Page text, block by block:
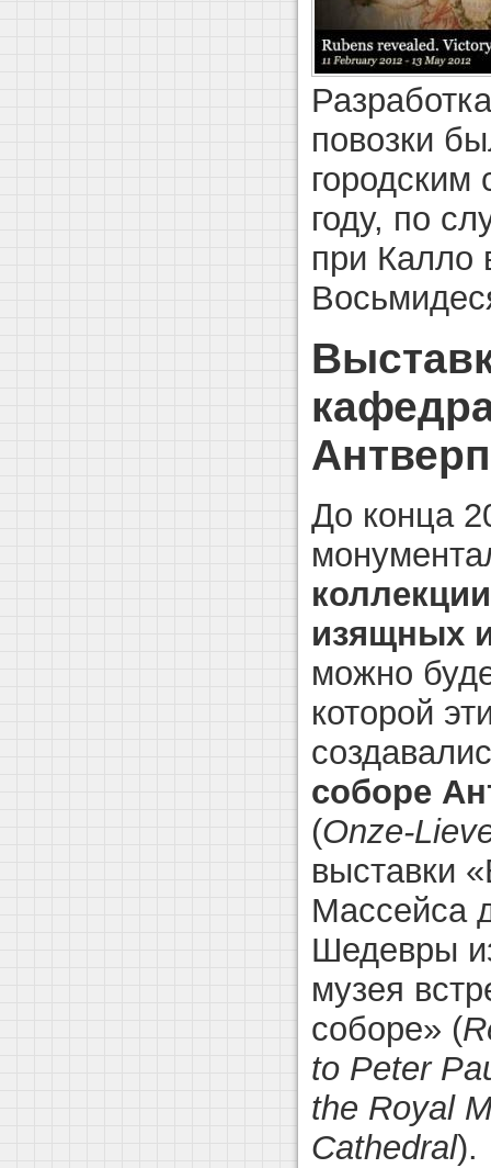
повозки
городским
году, по
при Калло
До конца
изящных
можно
которой
соборе
(Onze-
выставки
Массейса
Шедевры
музея
соборе» (
to Peter
the Royal
Cathedral).